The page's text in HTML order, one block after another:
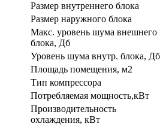
Размер внутреннего блока
Размер наружного блока
Макс. уровень шума внешнего
блока, Дб
Уровень шума внутр. блока, Дб
Площадь помещения, м2
Тип компрессора
Потребляемая мощность,кВт
Производительность
охлаждения, кВт